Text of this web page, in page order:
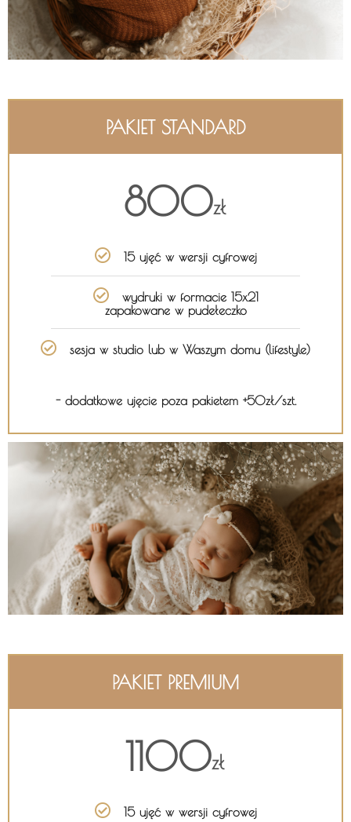
PAKIET STANDARD
800zł
15 ujęć w wersji cyfrowej
wydruki w formacie 15x21
zapakowane w pudełeczko
sesja w studio lub w Waszym domu (lifestyle)
- dodatkowe ujęcie poza pakietem +50zł/szt.
PAKIET PREMIUM
1100zł
15 ujęć w wersji cyfrowej